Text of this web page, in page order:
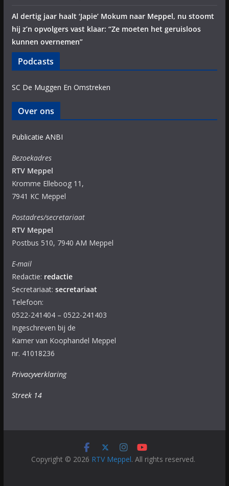
Al dertig jaar haalt ‘Japie’ Mokum naar Meppel, nu stoomt
hij z’n opvolgers vast klaar: “Ze moeten het geruisloos
kunnen overnemen”
Podcasts
SC De Muggen En Omstreken
Over ons
Publicatie ANBI
Bezoekadres
RTV Meppel
Kromme Elleboog 11,
7941 KC Meppel
Postadres/secretariaat
RTV Meppel
Postbus 510, 7940 AM Meppel
E-mail
Redactie: redactie
Secretariaat: secretariaat
Telefoon:
0522-241404 – 0522-241403
Ingeschreven bij de
Kamer van Koophandel Meppel
nr. 41018236
Privacyverklaring
Streek 14
Copyright © 2026 RTV Meppel. All rights reserved.